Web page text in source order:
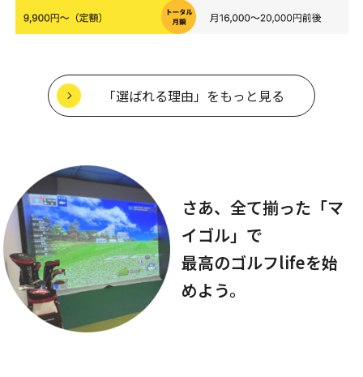
「選ばれる理由」をもっと見る
さあ、全て揃った「マ
イゴル」で
最高のゴルフlifeを始
めよう。